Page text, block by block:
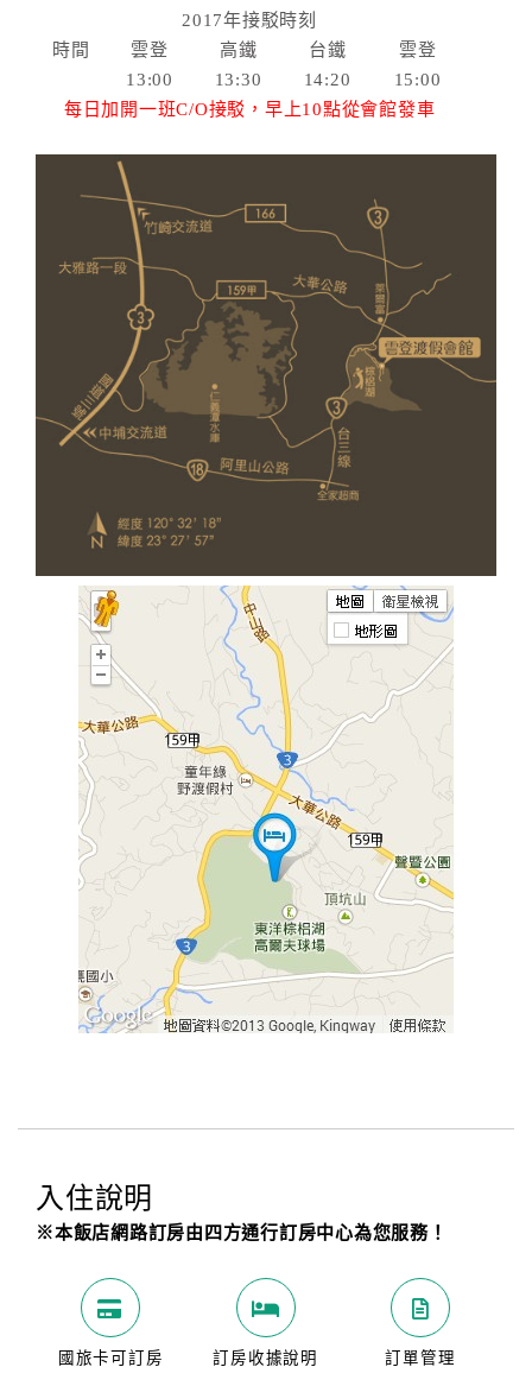
2017年接駁時刻
時間
雲登 高鐵 台鐵
雲登
13:00
13:30 14:20
15:00
每日加開一班C/O接駁，早上10點從會館發車
入住說明
※本飯店網路訂房由四方通行訂房中心為您服務！
國旅卡可訂房 訂房收據說明 訂單管理